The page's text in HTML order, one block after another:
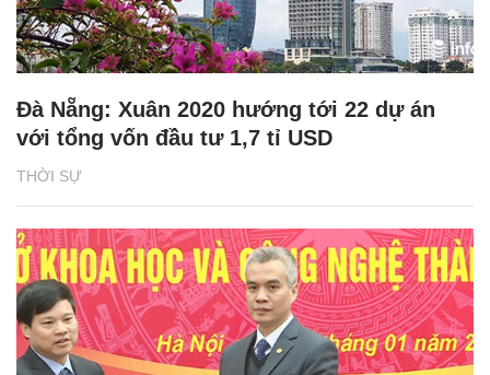
THỜI SỰ
Đà Nẵng: Xuân 2020 hướng tới 22 dự án
với tổng vốn đầu tư 1,7 tỉ USD